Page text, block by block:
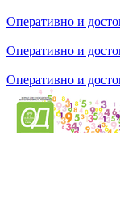
Оперативно и
Оперативно и
Оперативно и